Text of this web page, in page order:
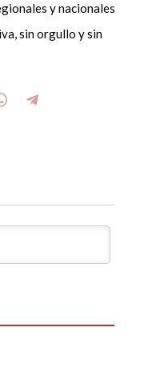
y nacionales
sin orgullo y sin